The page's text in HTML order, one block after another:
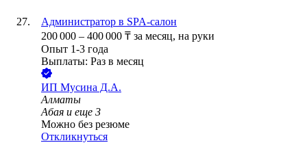
Администратор в SPA-салон
200 000 – 400 000 ₸ за месяц, на руки
Опыт 1-3 года
Выплаты: Раз в месяц
ИП Мусина Д.А.
Алматы
Абая и еще 3
Можно без резюме
Откликнуться